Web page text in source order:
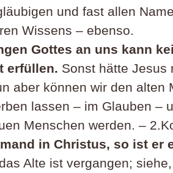
und fast allen
Wissens – ebenso.
Gottes an uns kann
erfüllen. Sonst hätte Jesus
aber können wir den alten
lassen – im Glauben –
Menschen werden. –
in Christus, so ist er
Alte ist vergangen;